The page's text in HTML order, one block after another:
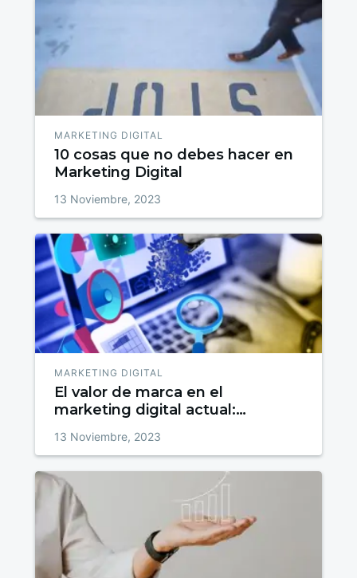
MARKETING DIGITAL
10 cosas que no debes hacer en
Marketing Digital
13 Noviembre, 2023
MARKETING DIGITAL
El valor de marca en el
marketing digital actual:
mundo cambiante
13 Noviembre, 2023